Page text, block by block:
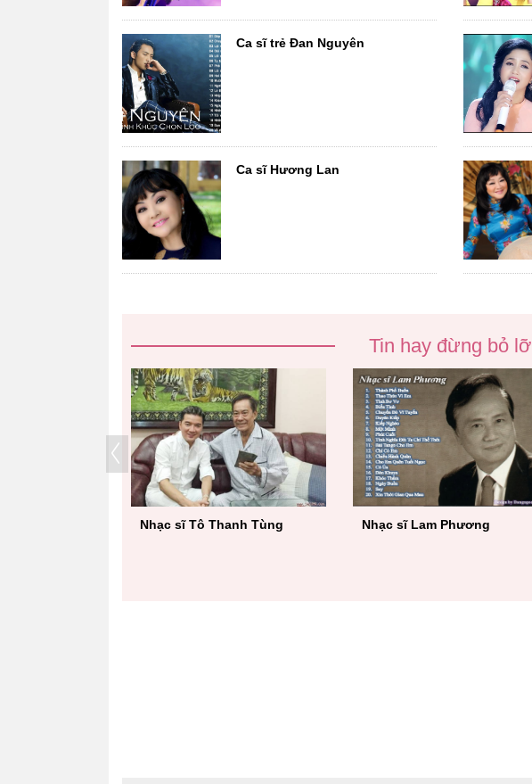
Ca sĩ trẻ Đan Nguyên
Ca sĩ Hương Lan
Tin hay đừng bỏ lỡ
Nhạc sĩ Tô Thanh Tùng Nhạc sĩ Lam Phương